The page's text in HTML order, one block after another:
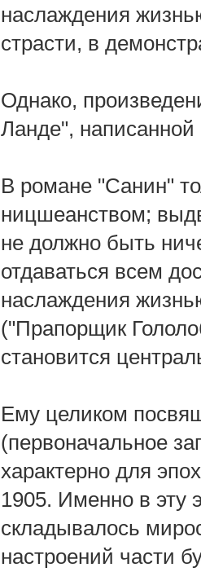
наслаждения
страсти, в
Однако,
Ланде", написанной
В романе "Санин"
ницшеанством;
не должно быть
отдаваться всем
наслаждения
("Прапорщик
становится
Ему целиком
(первоначальное
характерно для
1905. Именно в эту
складывалось
настроений части